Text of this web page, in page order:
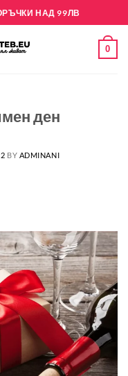
НАД 99ЛВ
0
ден
BY ADMINANI